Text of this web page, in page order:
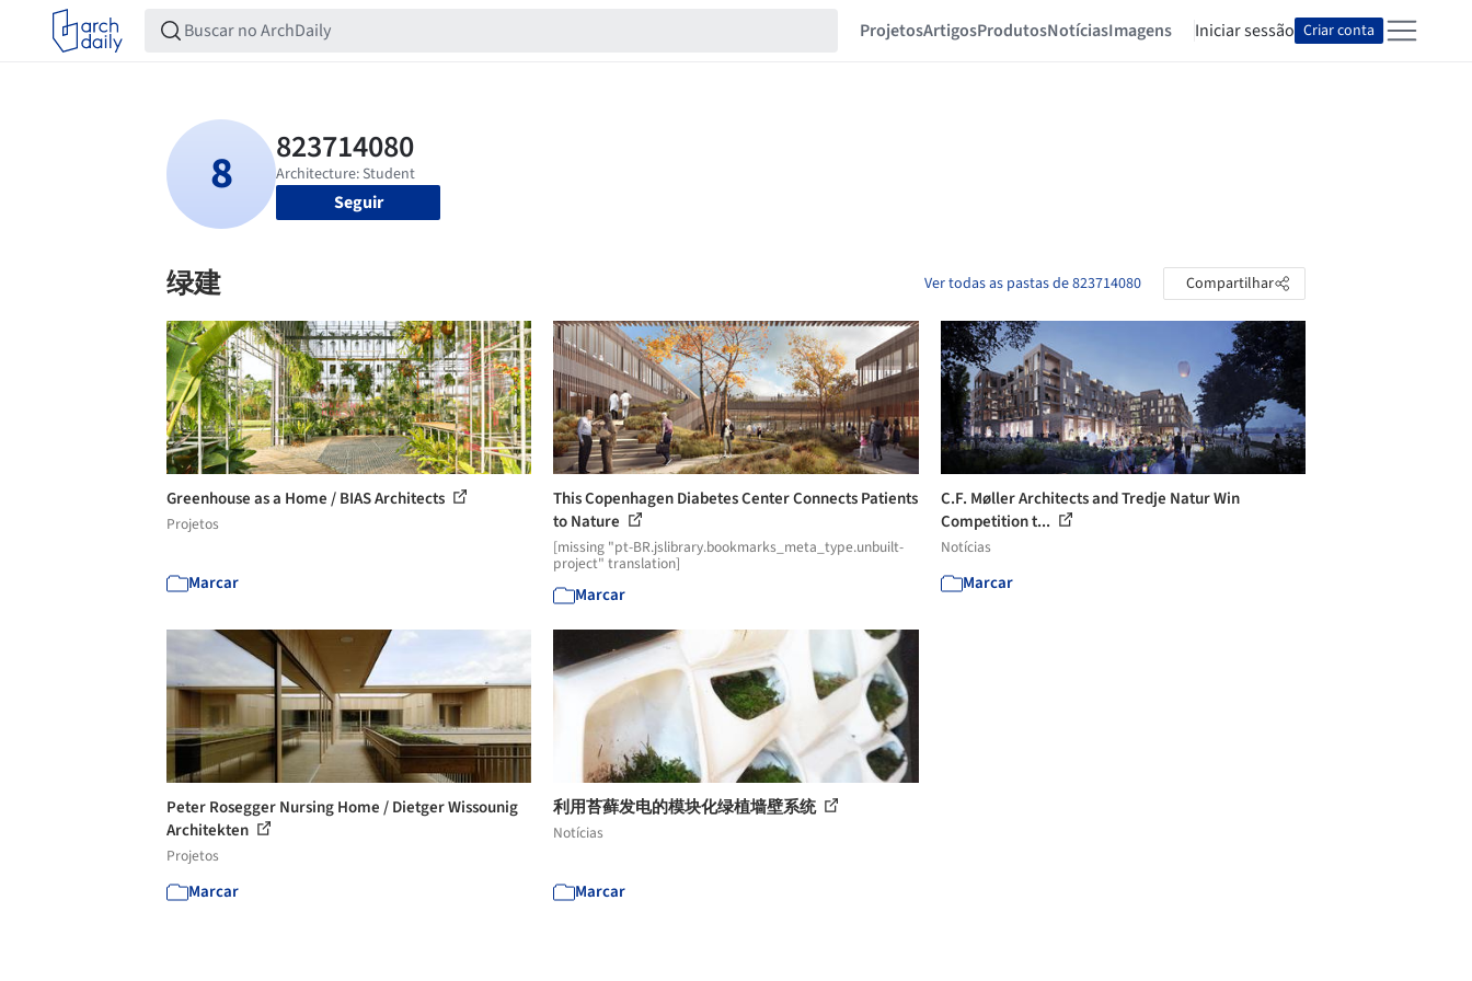
ProjetosArtigosProdutosNotíciasImagens Iniciar sessão Criar conta
Seguir
绿建 Ver todas as pastas de 823714080 Compartilhar
Greenhouse as a Home / BIAS Architects
Projetos
Marcar
This Copenhagen Diabetes Center Connects Patients
to Nature
[missing "pt-BR.jslibrary.bookmarks_meta_type.unbuilt-
project" translation]
Marcar
C.F. Møller Architects and Tredje Natur Win
Competition t...
Notícias
Marcar
Peter Rosegger Nursing Home / Dietger Wissounig
Architekten
Projetos
Marcar
利用苔藓发电的模块化绿植墙壁系统
Notícias
Marcar